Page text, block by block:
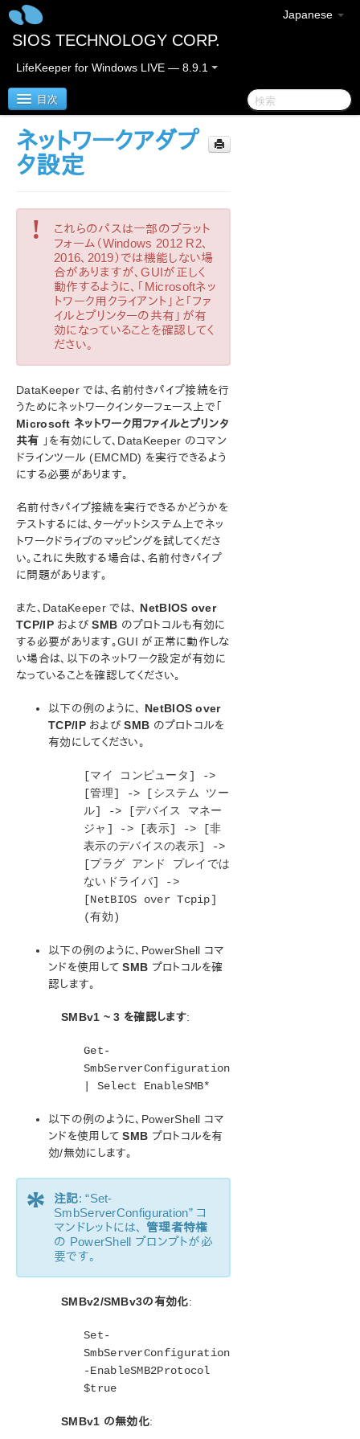
Japanese
SIOS TECHNOLOGY CORP.
LifeKeeper for Windows LIVE — 8.9.1
目次
LifeKeeper for Windows
LifeKeeper for Windows クイックスタートガイド
クラウド環境における LifeKeeper for Windows の利用
について
LifeKeeper for Windows インストレーションガイド
ン
LifeKeeper for Windows について
構成
LifeKeeper for Windows の管理の概要
ユーザーガイド
DataKeeper
構成
セクタサイズ
ネットワーク帯域
ネットワークアダプタ設定
ファイアウォール設定
高速ストレージのベストプラクティス
クラスタノードから外部DRサイトへのデータレプリケ
ーション構成
パフォーマンスチューニング
「すべてのドライブのページングファイルサイズを自
WAN に関する考慮事項
DataKeeper の管理
ユーザガイド
トラブルシューティング
トラブルシューティング
総合メッセージカタログ
アプリケーションリカバリーキット
LifeKeeper for Windows サポートマトリックス
LifeKeeper Single Server Protection for Windows
LifeKeeper Single Server Protection for Windows
PDFでダウンロード
ネットワークアダプ
タ設定
!
これらのパスは一部のプラット
フォーム（Windows 2012 R2、
2016、2019）では機能しない場
合がありますが、GUIが正しく
動作するように、「Microsoftネッ
トワーク用クライアント」と「ファ
イルとプリンターの共有」が有
効になっていることを確認してく
ださい。
DataKeeper では、名前付きパイプ接続を行
うためにネットワークインターフェース上で「
Microsoft ネットワーク用ファイルとプリンタ
共有 」を有効にして、DataKeeper のコマン
ドラインツール (EMCMD) を実行できるよう
にする必要があります。
名前付きパイプ接続を実行できるかどうかを
テストするには、ターゲットシステム上でネッ
トワークドライブのマッピングを試してくださ
い。これに失敗する場合は、名前付きパイプ
に問題があります。
また、DataKeeper では、 NetBIOS over
TCP/IPおよびSMB のプロトコルも有効に
する必要があります。GUI が正常に動作しな
い場合は、以下のネットワーク設定が有効に
なっていることを確認してください。
以下の例のように、 NetBIOS over
TCP/IPおよびSMB のプロトコルを
有効にしてください。
[マイ コンピュータ] ->
[管理] -> [システム ツー
ル] -> [デバイス マネー
ジャ] -> [表示] -> [非
表示のデバイスの表示] ->
[プラグ アンド プレイでは
ないドライバ] ->
[NetBIOS over Tcpip]
(有効)
以下の例のように、PowerShell コマ
ンドを使用してSMB プロトコルを確
認します。
SMBv1 ~ 3 を確認します:
Get-
SmbServerConfiguration
| Select EnableSMB*
以下の例のように、PowerShell コマ
ンドを使用してSMB プロトコルを有
効/無効にします。
* 注記: “Set-
SmbServerConfiguration” コ
マンドレットには、管理者特権
の PowerShell プロンプトが必
要です。
SMBv2/SMBv3の有効化:
Set-
SmbServerConfiguration
-EnableSMB2Protocol
$true
SMBv1 の無効化: